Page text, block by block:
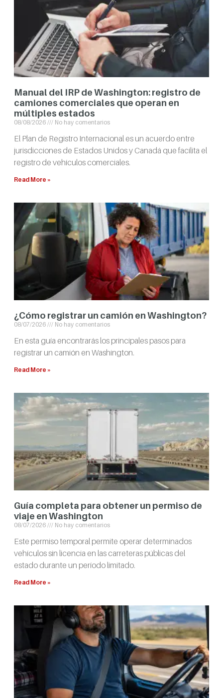
Manual del IRP de Washington: registro de
camiones comerciales que operan en
múltiples estados
08/08/2026 No hay comentarios
El Plan de Registro Internacional es un acuerdo entre
jurisdicciones de Estados Unidos y Canadá que facilita el
registro de vehículos comerciales.
Read More »
¿Cómo registrar un camión en Washington?
08/07/2026 No hay comentarios
En esta guía encontrarás los principales pasos para
registrar un camión en Washington.
Read More »
Guía completa para obtener un permiso de
viaje en Washington
08/07/2026 No hay comentarios
Este permiso temporal permite operar determinados
vehículos sin licencia en las carreteras públicas del
estado durante un período limitado.
Read More »